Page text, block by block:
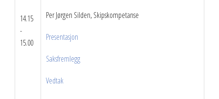
14.15
-
15.00
Per Jørgen Silden, Skipskompetanse
Presentasjon
Saksfremlegg
Vedtak